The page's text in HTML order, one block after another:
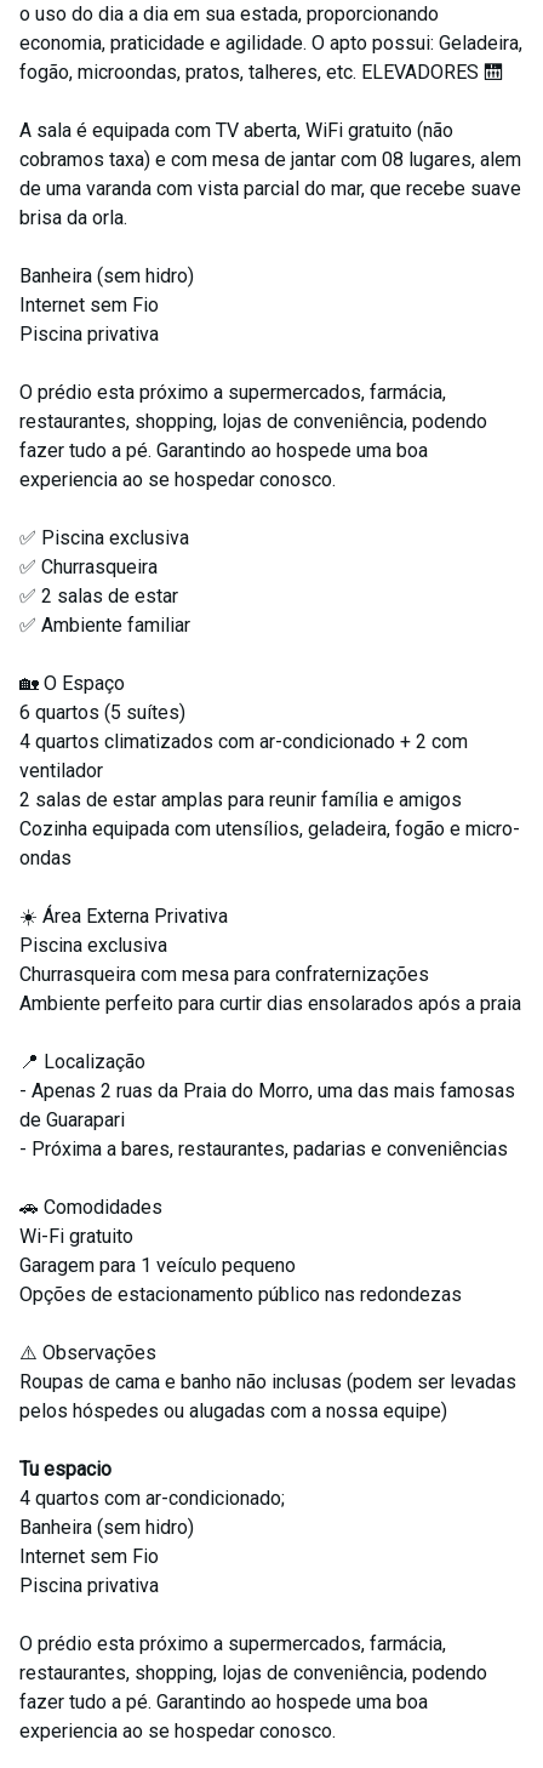
o uso do dia a dia em sua estada, proporcionando
economia, praticidade e agilidade. O apto possui: Geladeira,
fogão, microondas, pratos, talheres, etc. ELEVADORES 🛗
A sala é equipada com TV aberta, WiFi gratuito (não
cobramos taxa) e com mesa de jantar com 08 lugares, alem
de uma varanda com vista parcial do mar, que recebe suave
brisa da orla.
Banheira (sem hidro)
Internet sem Fio
Piscina privativa
O prédio esta próximo a supermercados, farmácia,
restaurantes, shopping, lojas de conveniência, podendo
fazer tudo a pé. Garantindo ao hospede uma boa
experiencia ao se hospedar conosco.
✅ Piscina exclusiva
✅ Churrasqueira
✅ 2 salas de estar
✅ Ambiente familiar
🏡 O Espaço
6 quartos (5 suítes)
4 quartos climatizados com ar-condicionado + 2 com
ventilador
2 salas de estar amplas para reunir família e amigos
Cozinha equipada com utensílios, geladeira, fogão e micro-
ondas
☀️ Área Externa Privativa
Piscina exclusiva
Churrasqueira com mesa para confraternizações
Ambiente perfeito para curtir dias ensolarados após a praia
📍 Localização
- Apenas 2 ruas da Praia do Morro, uma das mais famosas
de Guarapari
- Próxima a bares, restaurantes, padarias e conveniências
🚗 Comodidades
Wi-Fi gratuito
Garagem para 1 veículo pequeno
Opções de estacionamento público nas redondezas
⚠️ Observações
Roupas de cama e banho não inclusas (podem ser levadas
pelos hóspedes ou alugadas com a nossa equipe)
Tu espacio
4 quartos com ar-condicionado;
Banheira (sem hidro)
Internet sem Fio
Piscina privativa
O prédio esta próximo a supermercados, farmácia,
restaurantes, shopping, lojas de conveniência, podendo
fazer tudo a pé. Garantindo ao hospede uma boa
experiencia ao se hospedar conosco.